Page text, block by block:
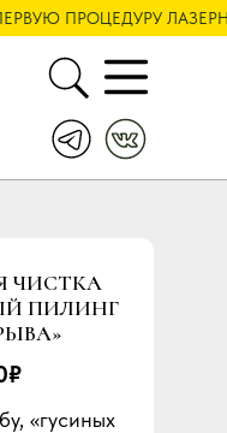
ПРОЦЕДУРУ
ЧИСТКА
ПИЛИНГ
«гусиных